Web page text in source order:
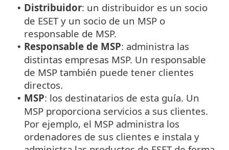
• Distribuidor: un distribuidor es un socio
de ESET y un socio de un MSP o
responsable de MSP.
• Responsable de MSP: administra las
distintas empresas MSP. Un responsable
de MSP también puede tener clientes
directos.
• MSP: los destinatarios de esta guía. Un
MSP proporciona servicios a sus clientes.
Por ejemplo, el MSP administra los
ordenadores de sus clientes e instala y